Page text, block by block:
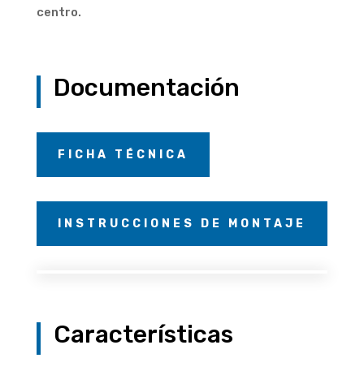
centro.
Documentación
FICHA TÉCNICA
INSTRUCCIONES DE MONTAJE
Características